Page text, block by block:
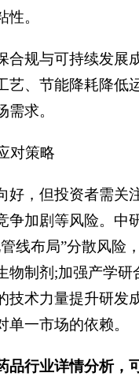
。
合规与可持续发展
艺、节能降耗降低
需求。
对策略
好，但投资者需关
争加剧等风险。中
线布局”分散风险
物制剂;加强产学研
技术力量提升研发
单一市场的依赖。
品行业详情分析，